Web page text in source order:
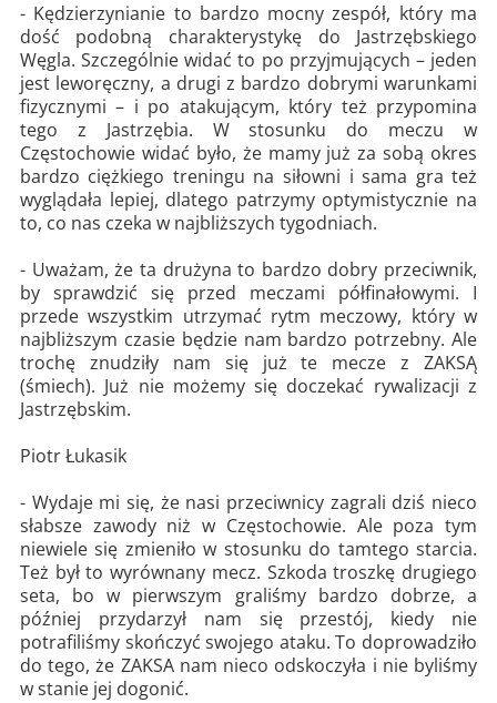
- Kędzierzynianie to bardzo mocny zespół, który ma
dość podobną charakterystykę do Jastrzębskiego
Węgla. Szczególnie widać to po przyjmujących – jeden
jest leworęczny, a drugi z bardzo dobrymi warunkami
fizycznymi – i po atakującym, który też przypomina
tego z Jastrzębia. W stosunku do meczu w
Częstochowie widać było, że mamy już za sobą okres
bardzo ciężkiego treningu na siłowni i sama gra też
wyglądała lepiej, dlatego patrzymy optymistycznie na
to, co nas czeka w najbliższych tygodniach.
- Uważam, że ta drużyna to bardzo dobry przeciwnik,
by sprawdzić się przed meczami półfinałowymi. I
przede wszystkim utrzymać rytm meczowy, który w
najbliższym czasie będzie nam bardzo potrzebny. Ale
trochę znudziły nam się już te mecze z ZAKSĄ
(śmiech). Już nie możemy się doczekać rywalizacji z
Jastrzębskim.
Piotr Łukasik
- Wydaje mi się, że nasi przeciwnicy zagrali dziś nieco
słabsze zawody niż w Częstochowie. Ale poza tym
niewiele się zmieniło w stosunku do tamtego starcia.
Też był to wyrównany mecz. Szkoda troszkę drugiego
seta, bo w pierwszym graliśmy bardzo dobrze, a
później przydarzył nam się przestój, kiedy nie
potrafiliśmy skończyć swojego ataku. To doprowadziło
do tego, że ZAKSA nam nieco odskoczyła i nie byliśmy
w stanie jej dogonić.